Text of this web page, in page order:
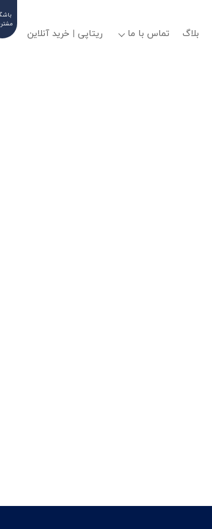
بلاگ تماس با ما ریتاپی | خرید آنلاین